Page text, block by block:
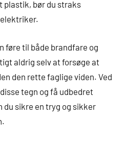
bør du straks
føre til både brandfare og
aldrig selv at forsøge at
den rette faglige viden. Ved
tegn og få udbedret
sikre en tryg og sikker